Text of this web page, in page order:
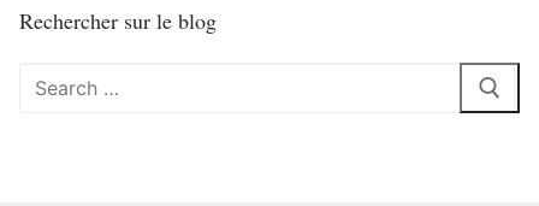
Rechercher sur le blog
Rechercher